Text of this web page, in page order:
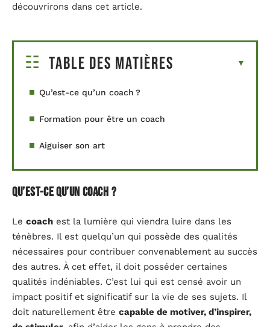
découvrirons dans cet article.
Table des matières
Qu’est-ce qu’un coach ?
Formation pour être un coach
Aiguiser son art
Qu’est-ce qu’un coach ?
Le coach est la lumière qui viendra luire dans les
ténèbres. Il est quelqu’un qui possède des qualités
nécessaires pour contribuer convenablement au succès
des autres. À cet effet, il doit posséder certaines
qualités indéniables. C’est lui qui est censé avoir un
impact positif et significatif sur la vie de ses sujets. Il
doit naturellement être capable de motiver, d’inspirer,